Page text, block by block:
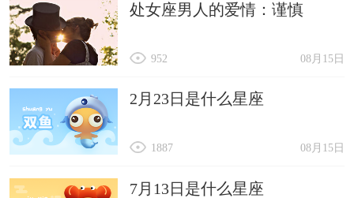
处女座男人的爱情：谨慎
08月15日
952
2月23日是什么星座
08月15日
1887
7月13日是什么星座